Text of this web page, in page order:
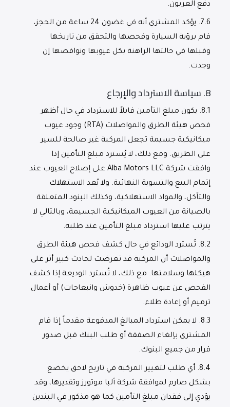
دفع العربون.
7.6.
يؤكد المشتري أنه في غضون 24 ساعة من الحجز،
قام برؤية السيارة وفحصها والتحقق من تاريخها
وقبلها في حالتها الراهنة بكل عيوبها ونواقصها إن
وجدت.
8. سياسة الاسترداد والإرجاع
8.1. يكون مبلغ التأمين قابلاً للاسترداد في حال أظهر
فحص هيئة الطرق والمواصلات (RTA) وجود عيوب
ميكانيكية جسيمة تجعل المركبة غير صالحة للسير
على الطريق. ومع ذلك، لا يُسترد مبلغ التأمين إذا
وافقت شركة Alba Motors LLC على إصلاح العيوب عند
إتمام البيع والتسوية النهائية. ولا يُعد الاستهلاك
والتآكل، والمواد الاستهلاكية، وكذلك البنود المتعلقة
بالصيانة من العيوب الميكانيكية الجسيمة، وبالتالي لا
يترتب عليها استرداد مبلغ التأمين عند طلبه.
8.2. تُسترد الودائع في حال كشف فحص هيئة الطرق
والمواصلات أن المركبة قد تعرضت لحادث كبير أثر على
هيكلها وسلامتها. مع ذلك، لا تُسترد الوديعة إذا كشف
الفحص عن عيوب ظاهرة (خدوش وانبعاجات) أو أعمال
ترميم أو إعادة طلاء.
8.3. لا يمكن استرداد المبالغ المدفوعة مقدماً إذا قام
المشتري بإلغاء الصفقة أو طلب البنك قبل صدور
قرار من جميع البنوك.
8.4. أي طلب لتغيير المركبة في تاريخ لاحق يخضع
بشكل صارم لموافقة شركة ألبا موتورز وتقديرها، وقد
يؤدي إلى فقدان مبلغ التأمين كما هو مذكور في البندين